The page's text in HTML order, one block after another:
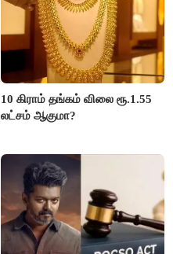
10 கிராம் தங்கம் விலை ரூ.1.55
லட்சம் ஆகுமா?